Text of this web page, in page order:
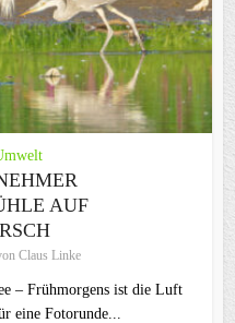
AUF
Claus Linke
– Frühmorgens ist die Luft
eine Fotorunde...